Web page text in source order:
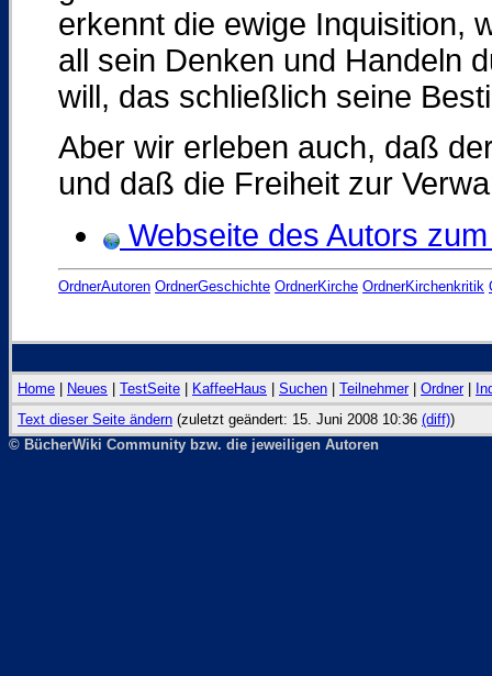
erkennt die ewige Inquisition,
all sein Denken und Handeln
will, das schließlich seine
Aber wir erleben auch, daß
und daß die Freiheit zur
Webseite des Autors
OrdnerAutoren OrdnerGeschichte OrdnerKirche OrdnerKirchenkritik
Home Neues TestSeite KaffeeHaus Suchen Teilnehmer| Ordner|
Text dieser Seite ändern (zuletzt geändert: 15. Juni 2008 10:36 (diff))
© BücherWiki Community bzw. die jeweiligen Autoren